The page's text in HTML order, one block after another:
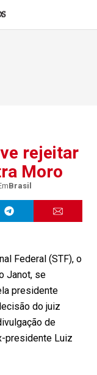
rejeitar
Moro
Brasil
Federal (STF), o
Janot, se
presidente
do juiz
de
presidente Luiz